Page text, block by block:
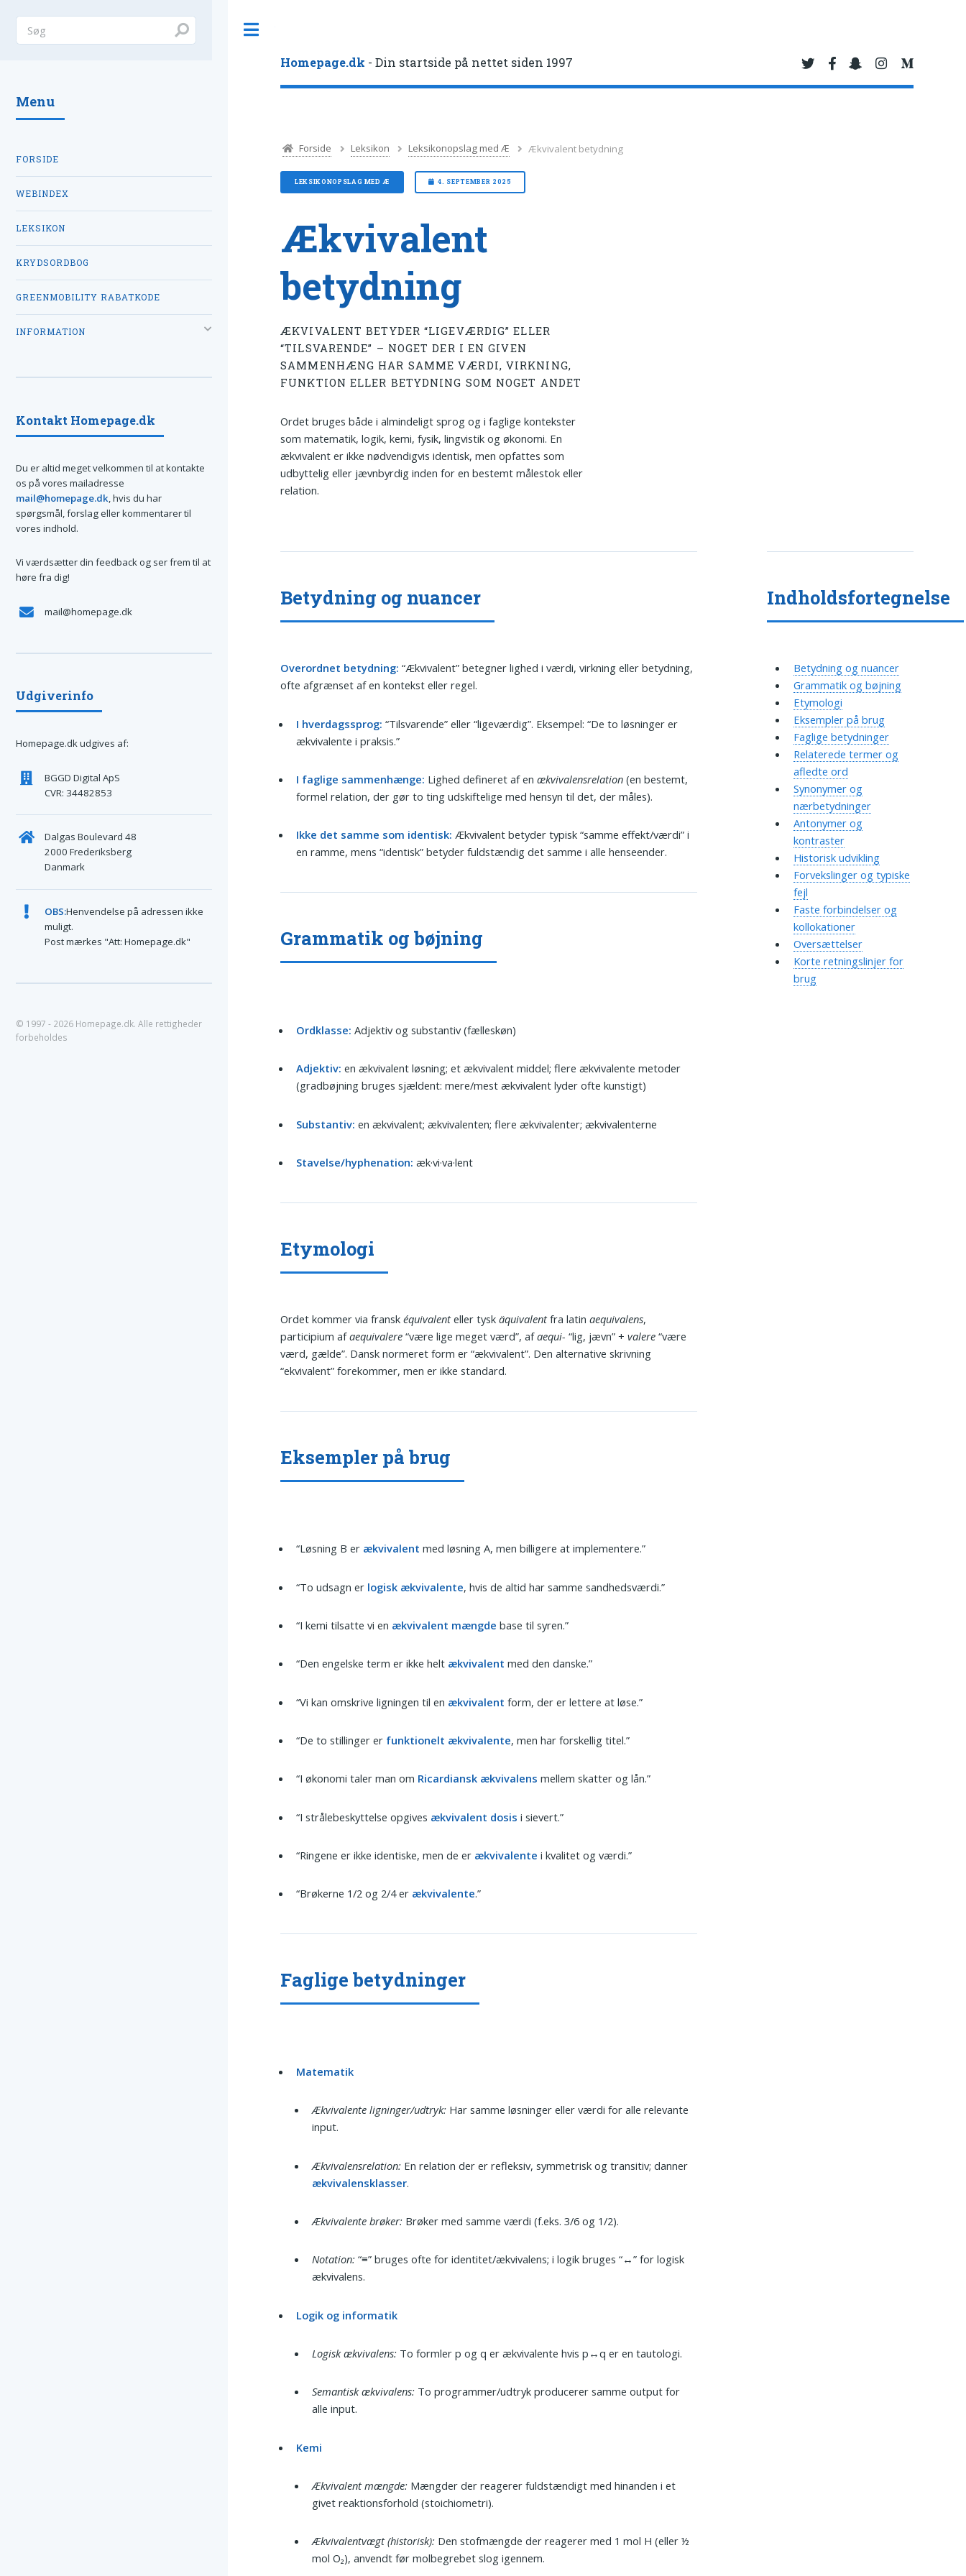
Homepage.dk - Din startside på nettet siden 1997
Forside Leksikon Leksikonopslag med Æ Ækvivalent betydning
LEKSIKONOPSLAG MED Æ 4. SEPTEMBER 2025
Ækvivalent
betydning
ÆKVIVALENT BETYDER “LIGEVÆRDIG” ELLER
“TILSVARENDE” – NOGET DER I EN GIVEN
SAMMENHÆNG HAR SAMME VÆRDI, VIRKNING,
FUNKTION ELLER BETYDNING SOM NOGET ANDET
Ordet bruges både i almindeligt sprog og i faglige kontekster
som matematik, logik, kemi, fysik, lingvistik og økonomi. En
ækvivalent er ikke nødvendigvis identisk, men opfattes som
udbyttelig eller jævnbyrdig inden for en bestemt målestok eller
relation.
Betydning og nuancer
Overordnet betydning: “Ækvivalent” betegner lighed i værdi, virkning eller betydning,
ofte afgrænset af en kontekst eller regel.
I hverdagssprog: “Tilsvarende” eller “ligeværdig”. Eksempel: “De to løsninger er
ækvivalente i praksis.”
I faglige sammenhænge: Lighed defineret af enækvivalensrelation (en bestemt,
formel relation, der gør to ting udskiftelige med hensyn til det, der måles).
Ikke det samme som identisk: Ækvivalent betyder typisk “samme effekt/værdi” i
en ramme, mens “identisk” betyder fuldstændig det samme i alle henseender.
Grammatik og bøjning
Ordklasse: Adjektiv og substantiv (fælleskøn)
Adjektiv: en ækvivalent løsning; et ækvivalent middel; flere ækvivalente metoder
(gradbøjning bruges sjældent: mere/mest ækvivalent lyder ofte kunstigt)
Substantiv: en ækvivalent; ækvivalenten; flere ækvivalenter; ækvivalenterne
Stavelse/hyphenation: æk·vi·va·lent
Etymologi
Ordet kommer via franskéquivalenteller tyskäquivalentfra latinaequivalens,
participium afaequivalere “være lige meget værd”, afaequi- “lig, jævn” +valere “være
værd, gælde”. Dansk normeret form er “ækvivalent”. Den alternative skrivning
“ekvivalent” forekommer, men er ikke standard.
Eksempler på brug
“Løsning B er ækvivalent med løsning A, men billigere at implementere.”
“To udsagn er logisk ækvivalente, hvis de altid har samme sandhedsværdi.”
“I kemi tilsatte vi en ækvivalent mængde base til syren.”
“Den engelske term er ikke helt ækvivalent med den danske.”
“Vi kan omskrive ligningen til en ækvivalent form, der er lettere at løse.”
“De to stillinger er funktionelt ækvivalente, men har forskellig titel.”
“I økonomi taler man om Ricardiansk ækvivalens mellem skatter og lån.”
“I strålebeskyttelse opgives ækvivalent dosis i sievert.”
“Ringene er ikke identiske, men de er ækvivalente i kvalitet og værdi.”
“Brøkerne 1/2 og 2/4 er ækvivalente.”
Faglige betydninger
Matematik
Ækvivalente ligninger/udtryk: Har samme løsninger eller værdi for alle relevante
input.
Ækvivalensrelation: En relation der er refleksiv, symmetrisk og transitiv; danner
ækvivalensklasser.
Ækvivalente brøker: Brøker med samme værdi (f.eks. 3/6 og 1/2).
Notation: “≡” bruges ofte for identitet/ækvivalens; i logik bruges “↔” for logisk
ækvivalens.
Logik og informatik
Logisk ækvivalens: To formler p og q er ækvivalente hvis p↔q er en tautologi.
Semantisk ækvivalens: To programmer/udtryk producerer samme output for
alle input.
Kemi
Ækvivalent mængde: Mængder der reagerer fuldstændigt med hinanden i et
givet reaktionsforhold (stoichiometri).
Ækvivalentvægt (historisk): Den stofmængde der reagerer med 1 mol H (eller ½
mol O₂), anvendt før molbegrebet slog igennem.
Indholdsfortegnelse
Betydning og nuancer
Grammatik og bøjning
Etymologi
Eksempler på brug
Faglige betydninger
Relaterede termer og
afledte ord
Synonymer og
nærbetydninger
Antonymer og
kontraster
Historisk udvikling
Forvekslinger og typiske
fejl
Faste forbindelser og
kollokationer
Oversættelser
Korte retningslinjer for
brug
Menu
FORSIDE
WEBINDEX
LEKSIKON
KRYDSORDBOG
GREENMOBILITY RABATKODE
INFORMATION
Kontakt Homepage.dk
Du er altid meget velkommen til at kontakte
os på vores mailadresse
mail@homepage.dk, hvis du har
spørgsmål, forslag eller kommentarer til
vores indhold.
Vi værdsætter din feedback og ser frem til at
høre fra dig!
mail@homepage.dk
Udgiverinfo
Homepage.dk udgives af:
BGGD Digital ApS
CVR: 34482853
Dalgas Boulevard 48
2000 Frederiksberg
Danmark
OBS:Henvendelse på adressen ikke
muligt.
Post mærkes "Att: Homepage.dk"
© 1997 - 2026 Homepage.dk. Alle rettigheder
forbeholdes